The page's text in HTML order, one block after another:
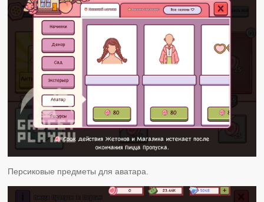
Персиковые предметы для аватара.